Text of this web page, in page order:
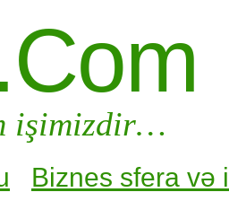
işimizdir…
Biznes sfera və i